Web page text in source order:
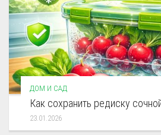
ДОМ И САД
Как сохранить редиску
23.01.2026